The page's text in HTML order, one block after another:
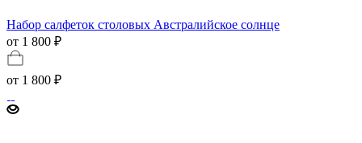
Набор салфеток столовых Австралийское солнце
от 1 800 ₽
от 1 800 ₽